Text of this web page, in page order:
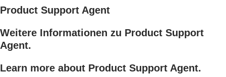
Product Support Agent
Weitere Informationen zu Product Support
Agent.
Learn more about Product Support Agent.